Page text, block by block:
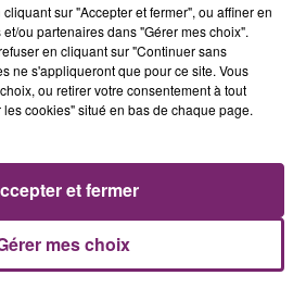
solaire du 12 Août 2026
pompiers de la région sont
hier soir pour la Gironde
sur "Accepter et fermer", ou affiner en
ou partenaires dans "Gérer mes choix".
en cliquant sur "Continuer sans
ne s'appliqueront que pour ce site. Vous
ou retirer votre consentement à tout
cookies" situé en bas de chaque page.
mes choix
et fermer